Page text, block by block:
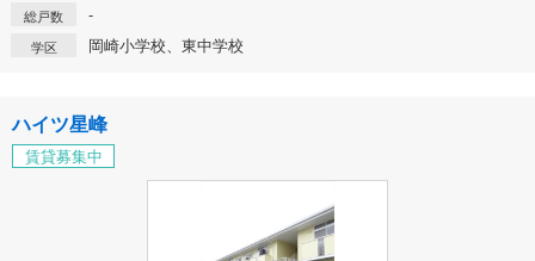
総戸数 -
学区 岡崎小学校、東中学校
ハイツ星峰
賃貸募集中